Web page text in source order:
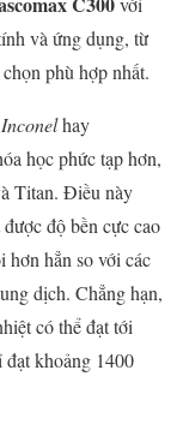
và ứng dụng, từ
phù hợp nhất.
Inconelhay
học phức tạp hơn,
Titan. Điều này
độ bền cực cao
hơn hẳn so với các
dịch. Chẳng hạn,
có thể đạt tới
đạt khoảng 1400